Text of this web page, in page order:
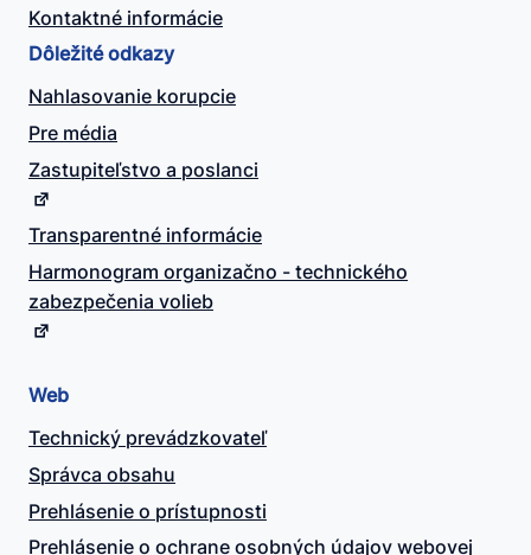
Kontaktné informácie
Dôležité odkazy
Nahlasovanie korupcie
Pre média
Zastupiteľstvo a poslanci
Transparentné informácie
Harmonogram organizačno - technického
zabezpečenia volieb
Web
Technický prevádzkovateľ
Správca obsahu
Prehlásenie o prístupnosti
Prehlásenie o ochrane osobných údajov webovej